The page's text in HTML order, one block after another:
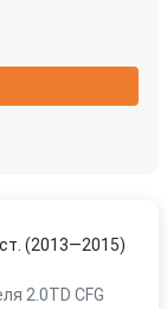
(2013—2015)
2.0TD CFG